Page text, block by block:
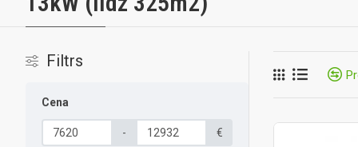
Filtrs
Cena
- €